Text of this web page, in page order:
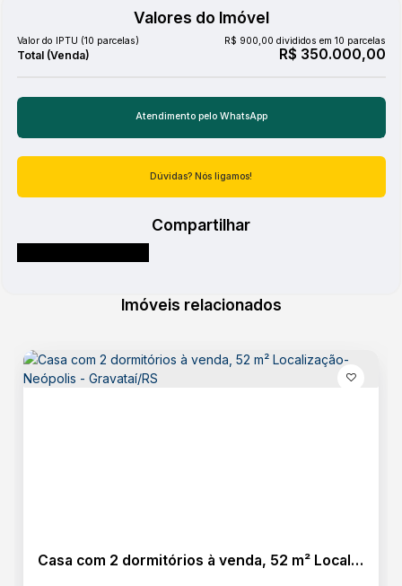
Valores do Imóvel
R$ 350.000,00
Valor do IPTU (10 parcelas) R$ 900,00 divididos em 10 parcelas
Dúvidas? Nós ligamos!
Compartilhar
Imóveis relacionados
Casa com 2 dormitórios à venda, 52 m² Localização- Neópolis - Gravataí/RS